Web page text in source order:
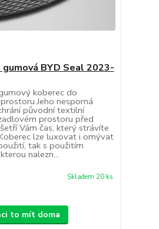
gumová BYD Seal 2023-
koberec do
nesporná
původní textilní
prostoru před
Vám čas, který strávíte
lze luxovat i omývat
tak s použitím
nalezn...
Skladem 20 ks
to mít doma